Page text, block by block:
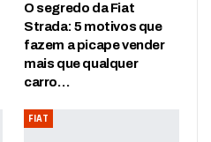
O segredo da Fiat
Strada: 5 motivos que
fazem a picape vender
mais que qualquer
carro…
FIAT